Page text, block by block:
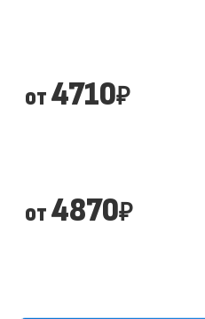
от4710₽
от4870₽